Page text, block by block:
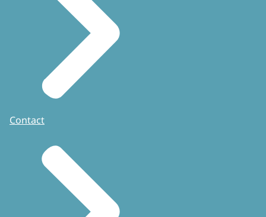
Contact